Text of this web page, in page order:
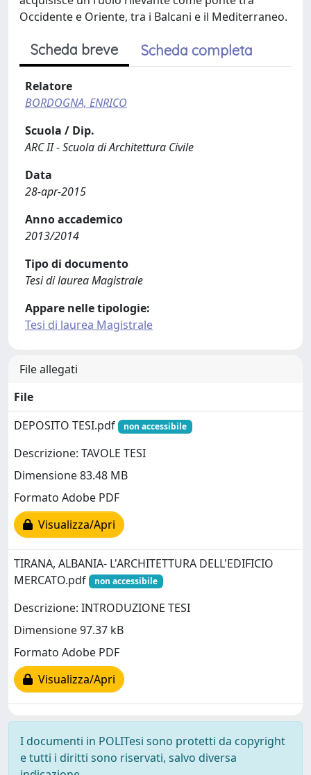
Occidente e Oriente, tra i Balcani e il Mediterraneo.
Scheda breve Scheda completa
Relatore
BORDOGNA, ENRICO
Scuola / Dip.
ARC II - Scuola di Architettura Civile
Data
28-apr-2015
Anno accademico
2013/2014
Tipo di documento
Tesi di laurea Magistrale
Appare nelle tipologie:
Tesi di laurea Magistrale
File allegati
File
DEPOSITO TESI.pdf
non accessibile
Descrizione: TAVOLE TESI
Dimensione 83.48 MB
Formato Adobe PDF
Visualizza/Apri
TIRANA, ALBANIA- L'ARCHITETTURA DELL'EDIFICIO
MERCATO.pdf
non accessibile
Descrizione: INTRODUZIONE TESI
Dimensione 97.37 kB
Formato Adobe PDF
Visualizza/Apri
I documenti in POLITesi sono protetti da copyright
e tutti i diritti sono riservati, salvo diversa